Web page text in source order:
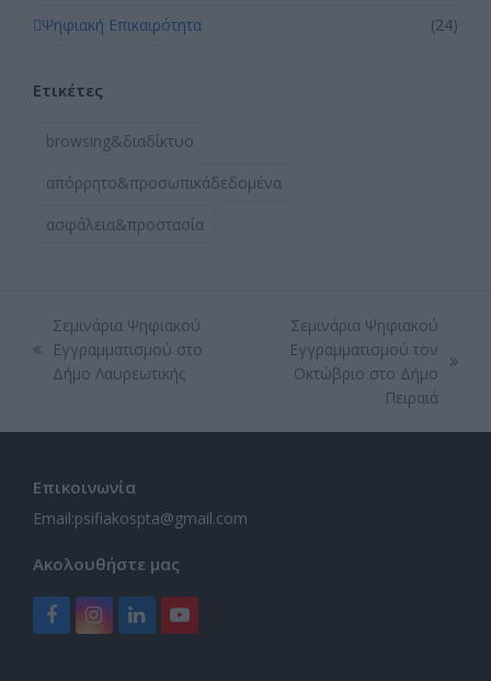
Ψηφιακή Επικαιρότητα
(24)
Ετικέτες
browsing&διαδίκτυο
απόρρητο&προσωπικάδεδομένα
ασφάλεια&προστασία
previous
post:
Σεμινάρια Ψηφιακού
Εγγραμματισμού στο
Δήμο Λαυρεωτικής
Σεμινάρια Ψηφιακού
Εγγραμματισμού τον
Οκτώβριο στο Δήμο
Πειραιά
Επικοινωνία
Email:psifiakospta@gmail.com
Ακολουθήστε μας
Facebook
Instagram
LinkedInYouTube